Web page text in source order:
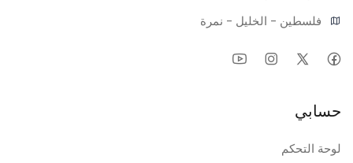
فلسطين - الخليل - نمرة
حسابي
لوحة التحكم